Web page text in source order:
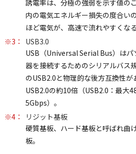
誘電率は、分極の強弱を示す値の
内の電気エネルギー損失の度合い
ほど電気が、高速で流れやすくな
※3：
USB3.0
USB（Universal Serial Bus）は
器を接続するためのシリアルバス
のUSB2.0と物理的な後方互換性
USB2.0の約10倍（USB2.0：最大
5Gbps）。
※4：
リジット基板
硬質基板、ハード基板と呼ばれ曲
板。